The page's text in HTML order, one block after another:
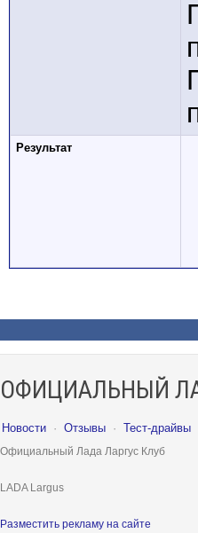
Результат
ОФИЦИАЛЬНЫЙ
Новости · Отзывы · Тест-драйвы
Официальный Лада Ларгус Клуб
LADA Largus
Разместить рекламу на сайте